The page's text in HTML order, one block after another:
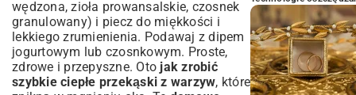
wędzona, zioła prowansalskie, czosnek
granulowany) i piecz do miękkości i
lekkiego zrumienienia. Podawaj z dipem
jogurtowym lub czosnkowym. Proste,
zdrowe i przepyszne. Oto jak zrobić
szybkie ciepłe przekąski z warzyw, które